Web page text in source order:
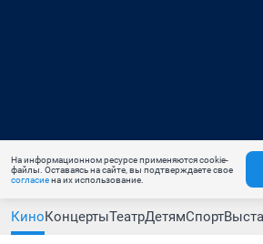
На информационном ресурсе применяются cookie-
файлы. Оставаясь на сайте, вы подтверждаете свое
согласиена их использование.
КиноКонцертыТеатрДетямСпорт